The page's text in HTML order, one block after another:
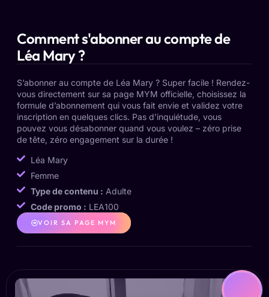
Comment s'abonner au compte de
Léa Mary ?
S’abonner au compte de Léa Mary ? Super facile ! Rendez-
vous directement sur sa page MYM officielle, choisissez la
formule d’abonnement qui vous fait envie et validez votre
inscription en quelques clics. Pas d’inquiétude, vous
pouvez vous désabonner quand vous voulez – zéro prise
de tête, zéro engagement sur la durée !
Léa Mary
Femme
Type de contenu : Adulte
Code promo : LEA100
VOIR SA PAGE MYM